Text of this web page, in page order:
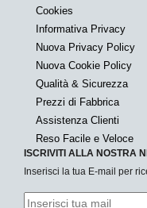
Cookies
Informativa Privacy
Nuova Privacy Policy
Nuova Cookie Policy
Qualità & Sicurezza
Prezzi di Fabbrica
Assistenza Clienti
Reso Facile e Veloce
ISCRIVITI ALLA NOSTRA
Inserisci la tua E-mail per